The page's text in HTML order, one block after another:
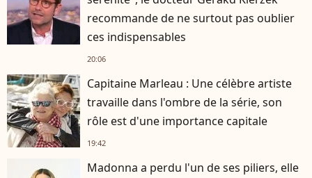
recommande de ne surtout pas oublier
ces indispensables
20:06
Capitaine Marleau : Une célèbre artiste
travaille dans l'ombre de la série, son
rôle est d'une importance capitale
19:42
Madonna a perdu l'un de ses piliers, elle